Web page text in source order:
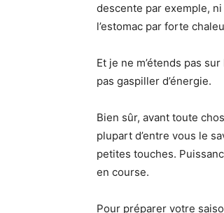
descente par exemple,
l’estomac par forte
Et je ne m’étends pas
pas gaspiller d’énergie.
Bien sûr, avant toute
plupart d’entre vous le
petites touches.
en course.
Pour préparer votre